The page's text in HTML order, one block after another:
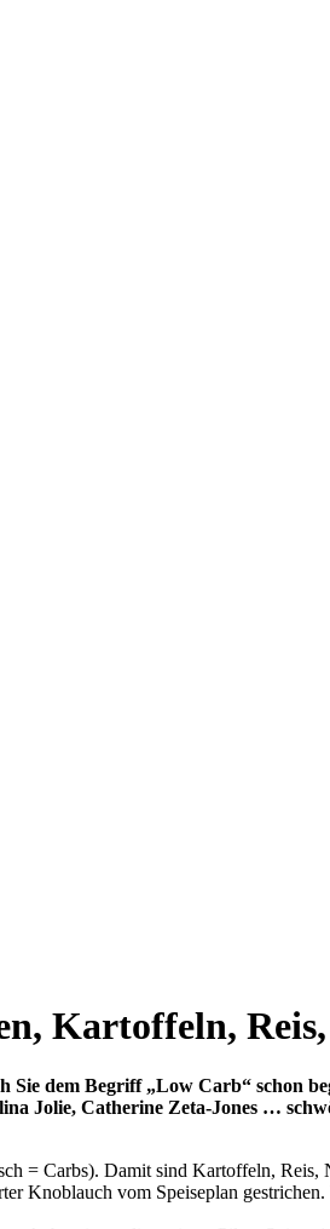
Kartoffeln,
dem Begriff „Low Carb“ schon
Jolie, Catherine Zeta-Jones …
= Carbs). Damit sind Kartoffeln,
Knoblauch vom Speiseplan